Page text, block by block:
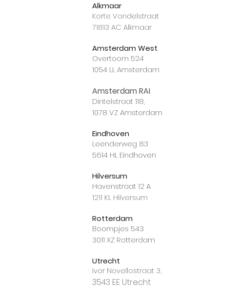
Alkmaar​​​
Korte Vondelstraat
71813 AC Alkmaar
Amsterdam West
Overtoom 524
1054 LL Amsterdam
Amsterdam RAI
Dintelstraat 118,
1078 VZ Amsterdam
Eindhoven
Leenderweg 83
5614 HL Eindhoven
Hilversum
Havenstraat 12 A
1211 KL Hilversum
Rotterdam
Boompjes 543
3011 XZ Rotterdam
Utrecht
Ivor Novellostraat 3,
3543 EE Utrecht